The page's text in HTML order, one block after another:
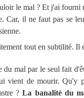
le mal ? Et j'ai fourni
Car, il ne faut pas se
tout en subtilité. Il
mal par le seul fait
vient de mourir. Qu'y
?La banalité du